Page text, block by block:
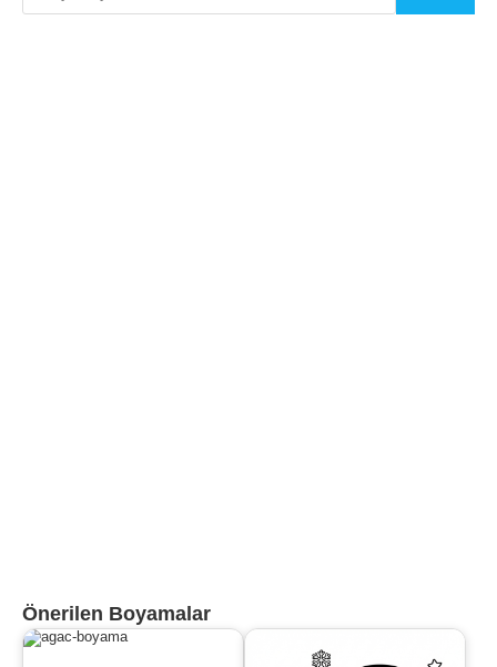
Önerilen Boyamalar